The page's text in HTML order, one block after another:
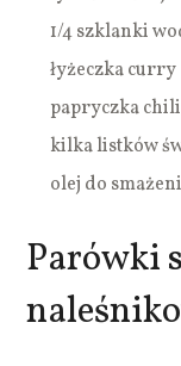
1/4 szklanki
łyżeczka curry
papryczka chili
kilka listków
olej do
Parówki